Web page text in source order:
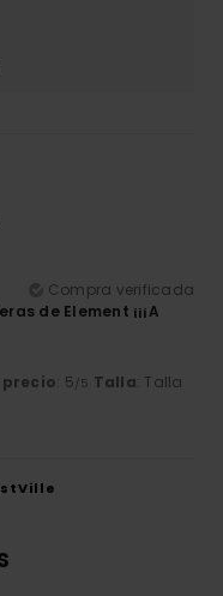
Compra verificada
de Element ¡¡¡A
: 5/5 Talla: Talla